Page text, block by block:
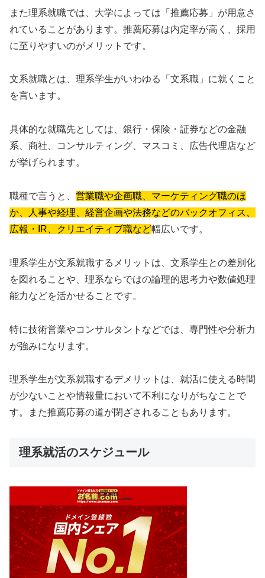
また理系就職では、大学によっては「推薦応募」が用意さ
れていることがあります。推薦応募は内定率が高く、採用
に至りやすいのがメリットです。
文系就職とは、理系学生がいわゆる「文系職」に就くこと
を言います。
具体的な就職先としては、銀行・保険・証券などの金融
系、商社、コンサルティング、マスコミ、広告代理店など
が挙げられます。
職種で言うと、 営業職や企画職、マーケティング職のほ
か、人事や経理、経営企画や法務などのバックオフィス、
広報・IR、クリエイティブ職など幅広いです。
理系学生が文系就職するメリットは、文系学生との差別化
を図れることや、理系ならではの論理的思考力や数値処理
能力などを活かせることです。
特に技術営業やコンサルタントなどでは、専門性や分析力
が強みになります。
理系学生が文系就職するデメリットは、就活に使える時間
が少ないことや情報量において不利になりがちなことで
す。また推薦応募の道が閉ざされることもあります。
理系就活のスケジュール